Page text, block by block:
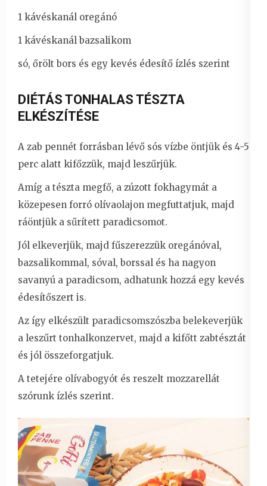
1 kávéskanál oregánó
1 kávéskanál bazsalikom
só, őrölt bors és egy kevés édesítő ízlés szerint
DIÉTÁS TONHALAS TÉSZTA
ELKÉSZÍTÉSE
A zab pennét forrásban lévő sós vízbe öntjük és 4-5
perc alatt kifőzzük, majd leszűrjük.
Amíg a tészta megfő, a zúzott fokhagymát a
közepesen forró olívaolajon megfuttatjuk, majd
ráöntjük a sűrített paradicsomot.
Jól elkeverjük, majd fűszerezzük oregánóval,
bazsalikommal, sóval, borssal és ha nagyon
savanyú a paradicsom, adhatunk hozzá egy kevés
édesítőszert is.
Az így elkészült paradicsomszószba belekeverjük
a leszűrt tonhalkonzervet, majd a kifőtt zabtésztát
és jól összeforgatjuk.
A tetejére olívabogyót és reszelt mozzarellát
szórunk ízlés szerint.